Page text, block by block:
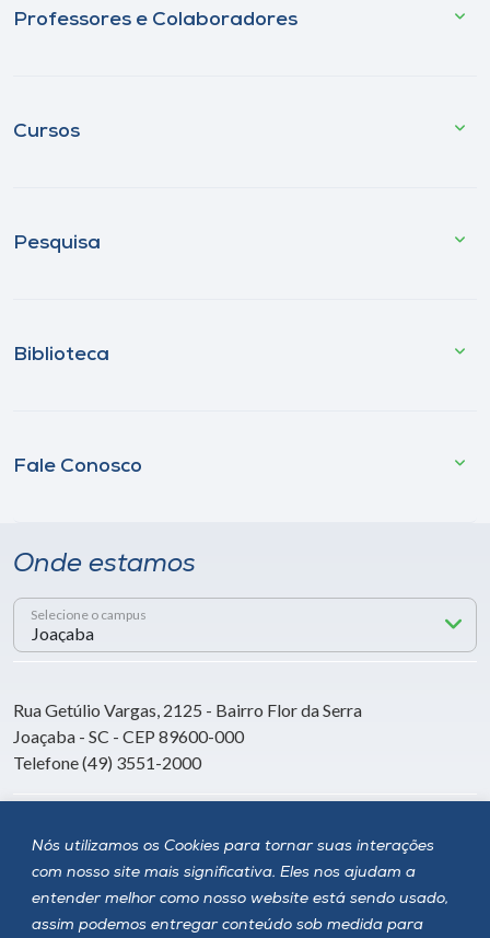
Nós utilizamos os Cookies para tornar suas interações
com nosso site mais significativa. Eles nos ajudam a
entender melhor como nosso website está sendo usado,
assim podemos entregar conteúdo sob medida para
Professores e Colaboradores
Cursos
Pesquisa
Biblioteca
Fale Conosco
Onde estamos
Selecione o campus
Rua Getúlio Vargas, 2125 - Bairro Flor da Serra
Joaçaba - SC - CEP 89600-000
Telefone (49) 3551-2000
Siga a Unoesc